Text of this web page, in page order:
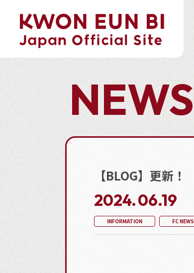
NEWS
【BLOG】更新！
2024.06.19
INFORMATION FC NEWS